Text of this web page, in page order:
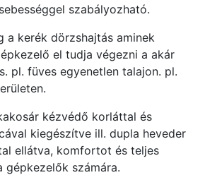
szabályozható.
a kerék dörzshajtás aminek
el tudja végezni a akár
pl. füves egyenetlen talajon. pl.
kézvédő korláttal és
kiegészítve ill. dupla heveder
ellátva, komfortot és teljes
számára.